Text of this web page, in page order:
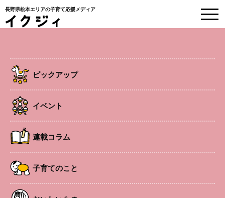
長野県松本エリアの子育て応援メディア
ピックアップ
イベント
連載コラム
子育てのこと
公園図鑑
HOME>
地元のこと 2026.1.5
【公園図鑑】豊科南部総合公園
#豊科 #公園図鑑 #公園